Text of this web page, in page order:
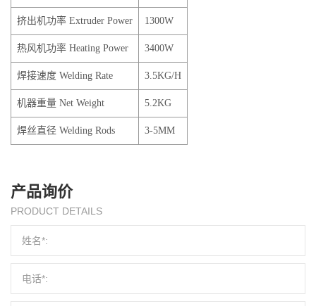
挤出机功率 Extruder Power 1300W
热风机功率 Heating Power 3400W
焊接速度 Welding Rate 3.5KG/H
机器重量 Net Weight 5.2KG
焊丝直径 Welding Rods 3-5MM
产品询价
PRODUCT DETAILS